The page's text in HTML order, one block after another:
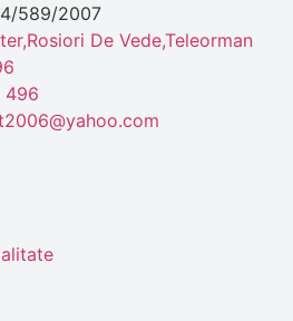
589/2007
De Vede,Teleorman
496